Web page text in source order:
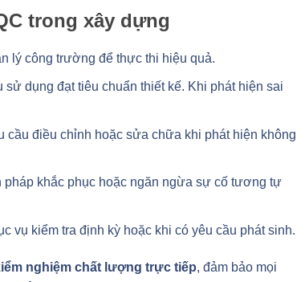
trong xây dựng
lý công trường để thực thi hiệu quả.
dụng đạt tiêu chuẩn thiết kế. Khi phát hiện sai
cầu điều chỉnh hoặc sửa chữa khi phát hiện không
pháp khắc phục hoặc ngăn ngừa sự cố tương tự
vụ kiểm tra định kỳ hoặc khi có yêu cầu phát sinh.
nghiệm chất lượng trực tiếp, đảm bảo mọi